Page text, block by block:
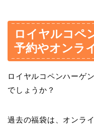
ロイヤルコペ
予約やオンラ
ロイヤルコペンハーゲ
でしょうか？
過去の福袋は、オンラ